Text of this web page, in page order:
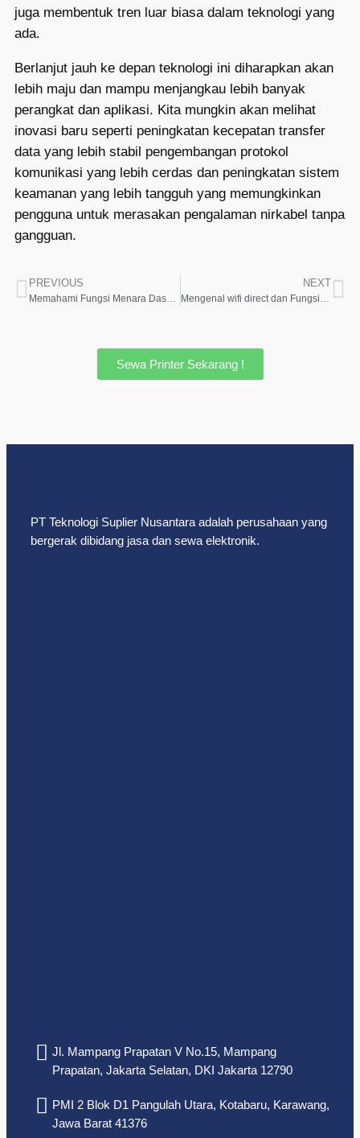
juga membentuk tren luar biasa dalam teknologi yang
ada.
Berlanjut jauh ke depan teknologi ini diharapkan akan
lebih maju dan mampu menjangkau lebih banyak
perangkat dan aplikasi. Kita mungkin akan melihat
inovasi baru seperti peningkatan kecepatan transfer
data yang lebih stabil pengembangan protokol
komunikasi yang lebih cerdas dan peningkatan sistem
keamanan yang lebih tangguh yang memungkinkan
pengguna untuk merasakan pengalaman nirkabel tanpa
gangguan.
PREVIOUS NEXT
Sewa Printer Sekarang !
PT Teknologi Suplier Nusantara adalah perusahaan yang
bergerak dibidang jasa dan sewa elektronik.
Jl. Mampang Prapatan V No.15, Mampang
Prapatan, Jakarta Selatan, DKI Jakarta 12790
PMI 2 Blok D1 Pangulah Utara, Kotabaru, Karawang,
Jawa Barat 41376